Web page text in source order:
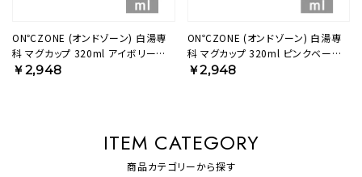
ON℃ZONE (オンドゾーン) 白湯専
科 マグカップ 320ml アイボリー
OZSM320IV【HO】
￥2,948
ON℃ZONE (オンドゾーン) 白湯専
科 マグカップ 320ml ピンクベージ
ュ OZSM320PB【HO】
￥2,948
ITEM CATEGORY
商品カテゴリーから探す